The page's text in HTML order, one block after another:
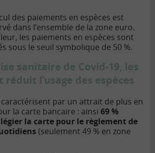
des paiements en espèces est
dans l’ensemble de la zone euro.
les paiements en espèces sont
sous le seuil symbolique de 50 %.
sanitaire de Covid-19, les
réduit l’usage des espèces
caractérisent par un attrait de plus en
la carte bancaire : ainsi 69 %
la carte pour le règlement de
(seulement 49 % en zone